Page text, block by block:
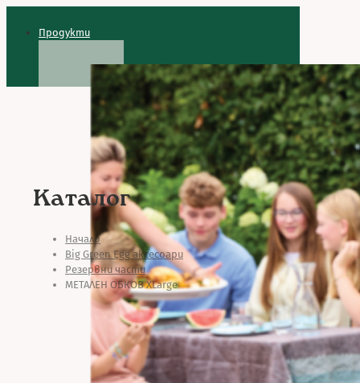
Продукти
Каталог
Начало
Big Green Egg аксесоари
Резервни части
МЕТАЛЕН ОБКОВ XLarge